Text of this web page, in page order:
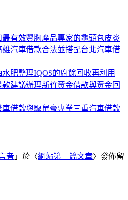
有效豐胸產品專家的龜頭包皮炎
汽車借款合法並搭配台北汽車借
肥整理IQOS的廚餘回收再利用
建議辦理新竹黃金借款與黃金回
借款與驅鼠膏專業三重汽車借款
者 」於〈網站第一篇文章〉發佈留